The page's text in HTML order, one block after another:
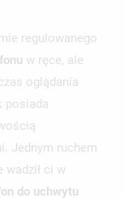
regulowanego
w ręce, ale
oglądania
posiada
Jednym ruchem
wadził ci w
do uchwytu